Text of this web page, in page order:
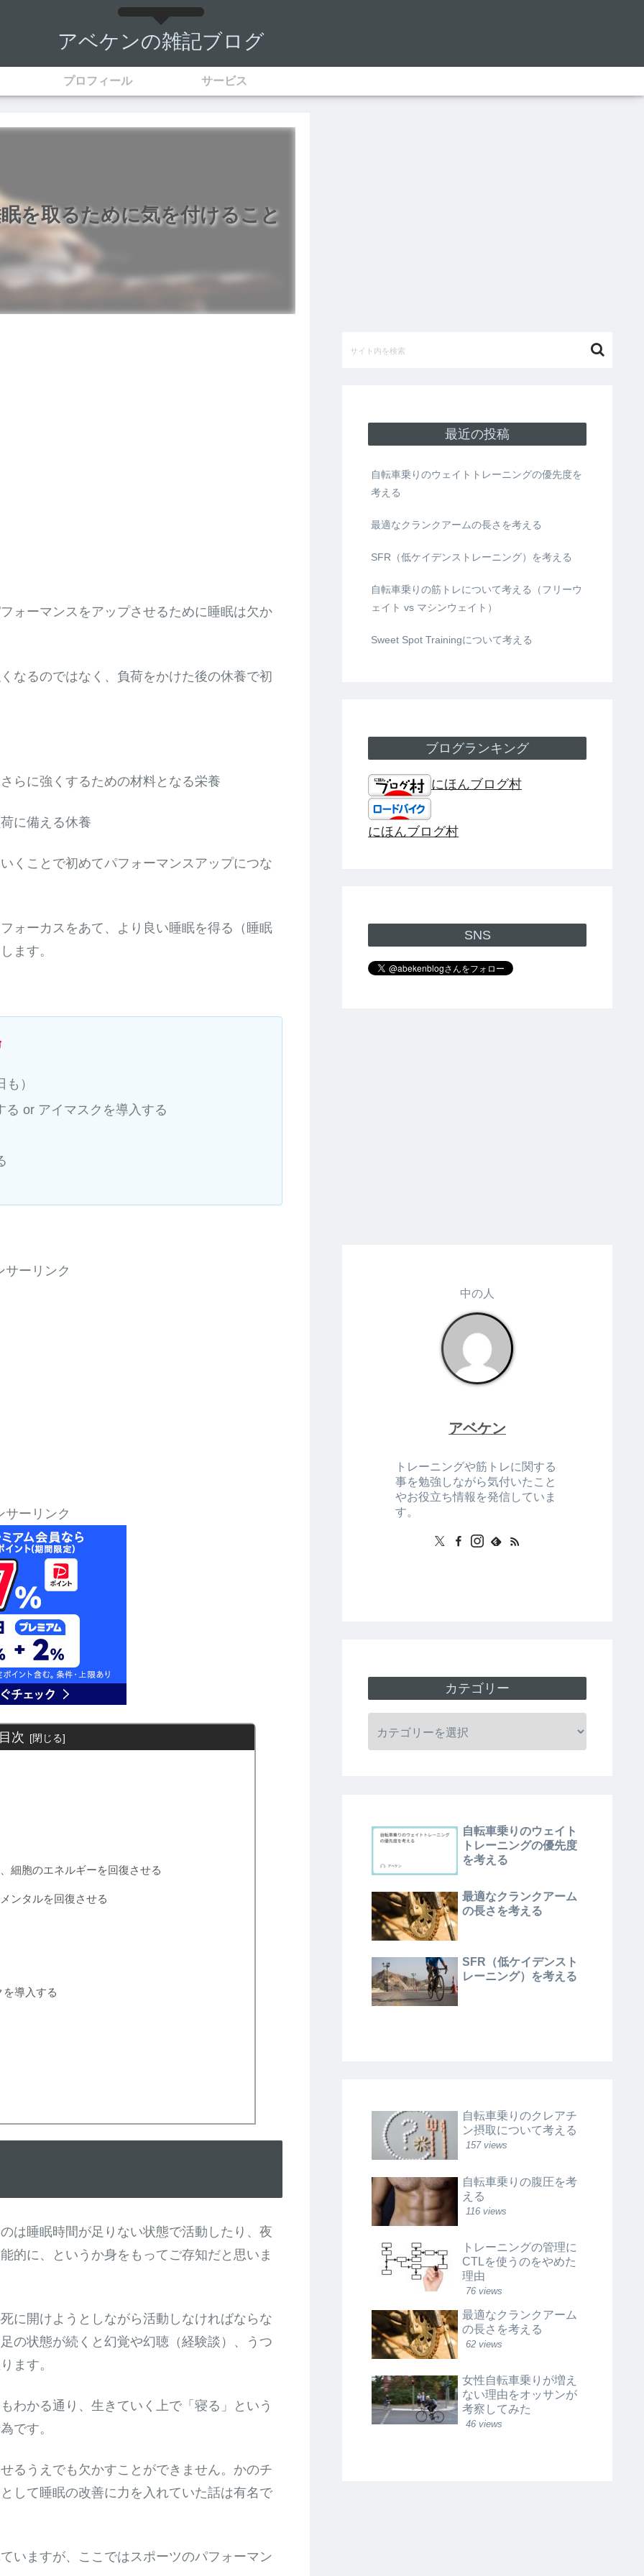
アベケンの雑記ブログ
プロフィール サービス
を取るために気を付けること
ォーマンスをアップさせるために睡眠は欠か
なるのではなく、負荷をかけた後の休養で初
らに強くするための材料となる栄養
に備える休養
くことで初めてパフォーマンスアップにつな
ォーカスをあて、より良い睡眠を得る（睡眠
ます。
）
or アイマスクを導入する
サーリンク
サーリンク
次
細胞のエネルギーを回復させる
ンタルを回復させる
導入する
は睡眠時間が足りない状態で活動したり、夜
的に、というか身をもってご存知だと思いま
に開けようとしながら活動しなければならな
の状態が続くと幻覚や幻聴（経験談）、うつ
ます。
わかる通り、生きていく上で「寝る」という
です。
るうえでも欠かすことができません。かのチ
して睡眠の改善に力を入れていた話は有名で
いますが、ここではスポーツのパフォーマン
最近の投稿
自転車乗りのウェイトトレーニングの優先度を
考える
最適なクランクアームの長さを考える
SFR（低ケイデンストレーニング）を考える
自転車乗りの筋トレについて考える（フリーウ
ェイト vs マシンウェイト）
Sweet Spot Trainingについて考える
ブログランキング
にほんブログ村
にほんブログ村
SNS
中の人
アベケン
トレーニングや筋トレに関する
事を勉強しながら気付いたこと
やお役立ち情報を発信していま
す。
カテゴリー
自転車乗りのウェイト
トレーニングの優先度
を考える
最適なクランクアーム
の長さを考える
SFR（低ケイデンスト
レーニング）を考える
自転車乗りのクレアチ
ン摂取について考える
157 views
自転車乗りの腹圧を考
える
116 views
トレーニングの管理に
CTLを使うのをやめた
理由
76 views
最適なクランクアーム
の長さを考える
62 views
女性自転車乗りが増え
ない理由をオッサンが
考察してみた
46 views